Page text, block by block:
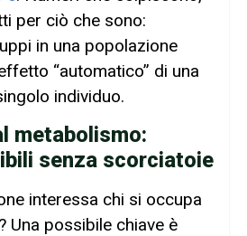
per ciò che sono:
in una popolazione
“automatico” di una
individuo.
metabolismo:
senza scorciatoie
interessa chi si occupa
? Una possibile chiave è